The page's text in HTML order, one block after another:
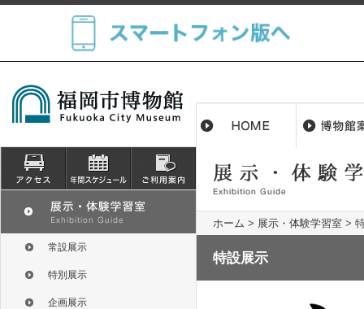
ホーム > 展示・体験学習室 >
特設展示
常設展示
特別展示
企画展示